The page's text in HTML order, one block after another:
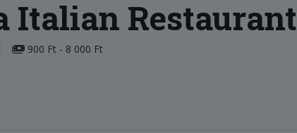
Italian Restaurant
900 Ft - 8 000 Ft